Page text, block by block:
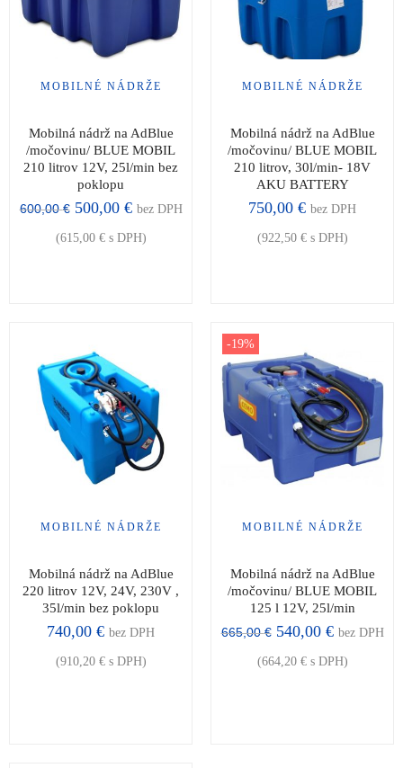
MOBILNÉ NÁDRŽE
Mobilná nádrž na AdBlue
/močovinu/ BLUE MOBIL
210 litrov 12V, 25l/min bez
poklopu
600,00€ 500,00 € bez DPH
(615,00 €s DPH)
MOBILNÉ NÁDRŽE
Mobilná nádrž na AdBlue
/močovinu/ BLUE MOBIL
210 litrov, 30l/min- 18V
AKU BATTERY
750,00 € bez DPH
(922,50 €s DPH)
MOBILNÉ NÁDRŽE
Mobilná nádrž na AdBlue
220 litrov 12V, 24V, 230V ,
35l/min bez poklopu
740,00 € bez DPH
(910,20 €s DPH)
-19%
MOBILNÉ NÁDRŽE
Mobilná nádrž na AdBlue
/močovinu/ BLUE MOBIL
125 l 12V, 25l/min
665,00€ 540,00 € bez DPH
(664,20 €s DPH)